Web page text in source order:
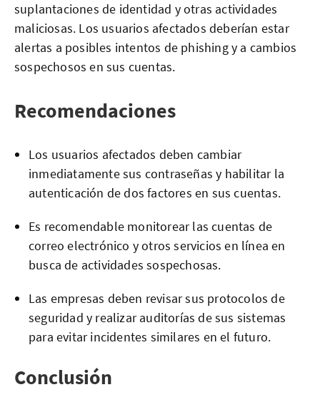
suplantaciones de identidad y otras actividades
maliciosas. Los usuarios afectados deberían estar
alertas a posibles intentos de phishing y a cambios
sospechosos en sus cuentas.
Recomendaciones
Los usuarios afectados deben cambiar
inmediatamente sus contraseñas y habilitar la
autenticación de dos factores en sus cuentas.
Es recomendable monitorear las cuentas de
correo electrónico y otros servicios en línea en
busca de actividades sospechosas.
Las empresas deben revisar sus protocolos de
seguridad y realizar auditorías de sus sistemas
para evitar incidentes similares en el futuro.
Conclusión